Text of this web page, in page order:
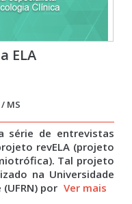
ELA
MS
série de entrevistas
revELA (projeto
Tal projeto
na Universidade
por Ver mais